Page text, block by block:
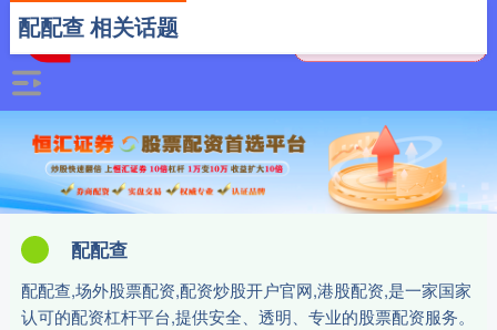
配配查
配配查,场外股票配资,配资炒股开户官网,港股配资,是一家国家
认可的配资杠杆平台,提供安全、透明、专业的股票配资服务。
配配查 相关话题